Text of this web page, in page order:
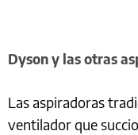
Dyson y las otras
Las aspiradoras
ventilador que